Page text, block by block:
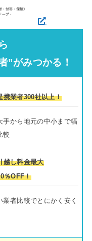
”がみつかる！
携業者300社以上！
手から地元の中小まで幅
較
越し料金最大
％OFF！
業者比較でとにかく安く